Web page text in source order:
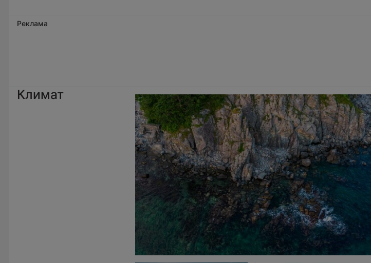
Реклама
Климат